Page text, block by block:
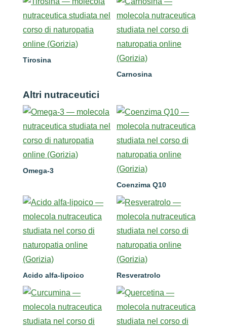
Tirosina
Carnosina
Altri nutraceutici
Omega-3
Coenzima Q10
Acido alfa-lipoico Resveratrolo